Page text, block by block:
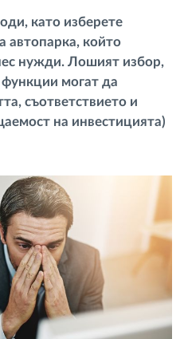
и мониторинг
на шофьора
на всяка
като изберете
автопарка, който
нужди. Лошият избор,
могат да
съответствието и
на инвестицията)